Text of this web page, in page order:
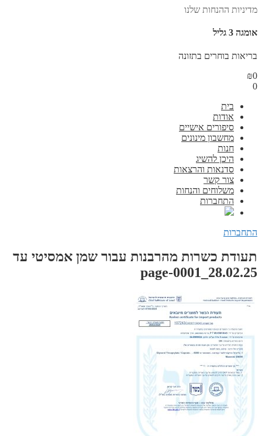
מדיניות ההנחות שלנו
אומגה 3 גליל
בריאות בוחרים בתזונה
₪0
0
בית
אודות
סיפורים אישיים
מחשבון מינונים
חנות
היכן להשיג
סדנאות והרצאות
צור קשר
משלוחים והנחות
התחברות
התחברות
תעודת כשרות מהרבנות עבור שמן אמסיטי עד
28.02.25_page-0001